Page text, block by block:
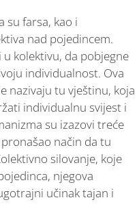
su farsa, kao i
nad pojedincem.
kolektivu, da pobjegne
individualnost. Ova
nazivaju tu vještinu, koja
individualnu svijest i
su izazovi treće
način da tu
silovanje, koje
njegova
učinak tajan i